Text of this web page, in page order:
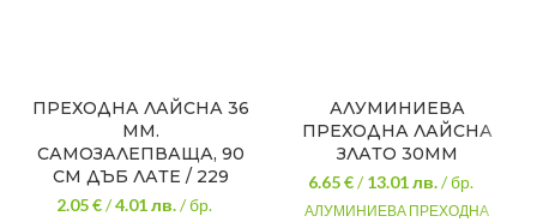
ПРЕХОДНА ЛАЙСНА 36
ММ.
САМОЗАЛЕПВАЩА, 90
СМ ДЪБ ЛАТЕ / 229
2.05 €/4.01лв./ бр.
АЛУМИНИЕВА
ПРЕХОДНА ЛАЙСНА
ЗЛАТО 30ММ
6.65 €/13.01лв./ бр.
АЛУМИНИЕВА ПРЕХОДНА